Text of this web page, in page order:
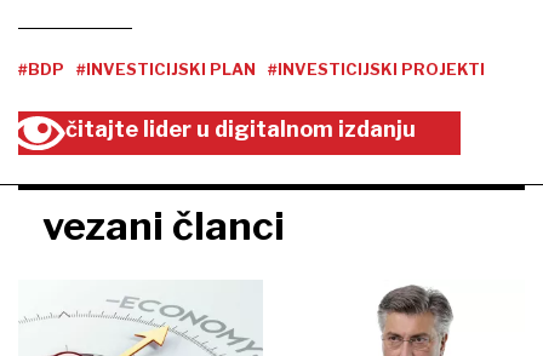
#BDP #INVESTICIJSKI PLAN #INVESTICIJSKI PROJEKTI
čitajte lider u digitalnom izdanju
vezani članci